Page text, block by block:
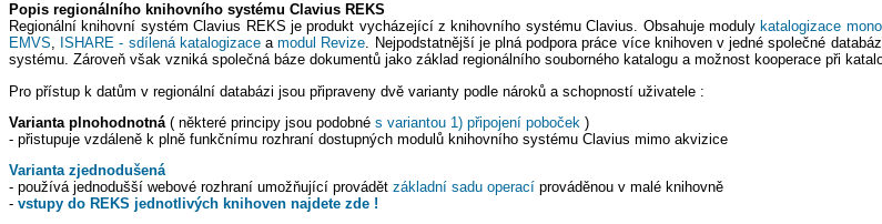
Popis regionálního knihovního systému Clavius REKS
Regionální knihovní systém Clavius REKS je produkt vycházející z knihovního systému Clavius. Obsahuje moduly katalogizace
EMVS, ISHARE - sdílená katalogizaceamodul Revize. Nejpodstatnější je plná podpora práce více knihoven v jedné společné
systému. Zároveň však vzniká společná báze dokumentů jako základ regionálního souborného katalogu a možnost kooperace při
Pro přístup k datům v regionální databázi jsou připraveny dvě varianty podle nároků a schopností uživatele :
Varianta plnohodnotná ( některé principy jsou podobné s variantou 1) připojení poboček )
- přistupuje vzdáleně k plně funkčnímu rozhraní dostupných modulů knihovního systému Clavius mimo akvizice
Varianta zjednodušená
- používá jednodušší webové rozhraní umožňující provádět základní sadu operací prováděnou v malé knihovně
- vstupy do REKS jednotlivých knihoven najdete zde !